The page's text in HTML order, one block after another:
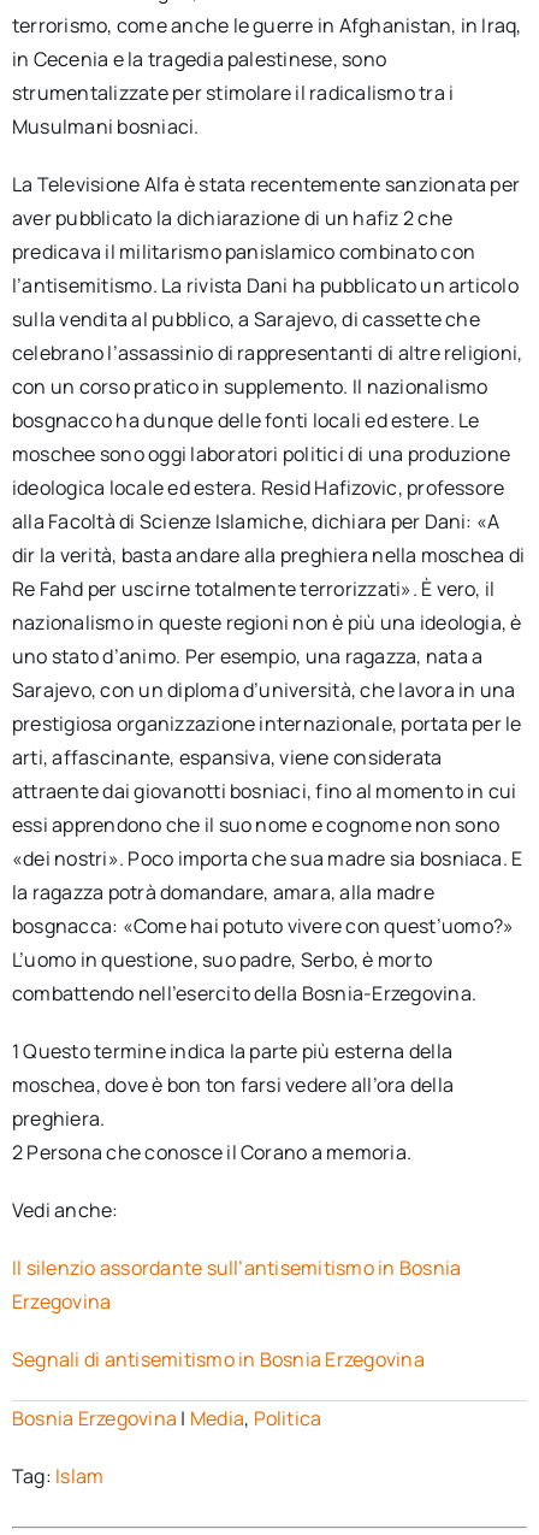
terrorismo, come anche le guerre in Afghanistan, in Iraq,
in Cecenia e la tragedia palestinese, sono
strumentalizzate per stimolare il radicalismo tra i
Musulmani bosniaci.
La Televisione Alfa è stata recentemente sanzionata per
aver pubblicato la dichiarazione di un hafiz 2 che
predicava il militarismo panislamico combinato con
l’antisemitismo. La rivista Dani ha pubblicato un articolo
sulla vendita al pubblico, a Sarajevo, di cassette che
celebrano l’assassinio di rappresentanti di altre religioni,
con un corso pratico in supplemento. Il nazionalismo
bosgnacco ha dunque delle fonti locali ed estere. Le
moschee sono oggi laboratori politici di una produzione
ideologica locale ed estera. Resid Hafizovic, professore
alla Facoltà di Scienze Islamiche, dichiara per Dani: «A
dir la verità, basta andare alla preghiera nella moschea di
Re Fahd per uscirne totalmente terrorizzati». È vero, il
nazionalismo in queste regioni non è più una ideologia, è
uno stato d’animo. Per esempio, una ragazza, nata a
Sarajevo, con un diploma d’università, che lavora in una
prestigiosa organizzazione internazionale, portata per le
arti, affascinante, espansiva, viene considerata
attraente dai giovanotti bosniaci, fino al momento in cui
essi apprendono che il suo nome e cognome non sono
«dei nostri». Poco importa che sua madre sia bosniaca. E
la ragazza potrà domandare, amara, alla madre
bosgnacca: «Come hai potuto vivere con quest’uomo?»
L’uomo in questione, suo padre, Serbo, è morto
combattendo nell’esercito della Bosnia-Erzegovina.
1 Questo termine indica la parte più esterna della
moschea, dove è bon ton farsi vedere all’ora della
preghiera.
2 Persona che conosce il Corano a memoria.
Vedi anche:
Il silenzio assordante sull’antisemitismo in Bosnia
Erzegovina
Segnali di antisemitismo in Bosnia Erzegovina
Bosnia Erzegovina | Media, Politica
Tag: Islam